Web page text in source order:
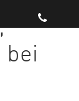
bei